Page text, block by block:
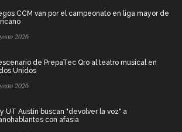
CCM van por el campeonato en liga mayor de
2026
de PrepaTec Qro al teatro musical en
Unidos
2026
UT Austin buscan "devolver la voz" a
con afasia